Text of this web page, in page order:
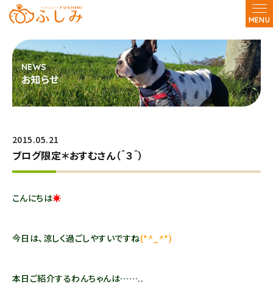
MENU
お知らせ
2015.05.21
ブログ限定＊おすむさん（＾３＾）
こんにちは☀
今日は、涼しく過ごしやすいですね(*^_^*)
本日ご紹介するわんちゃんは……..